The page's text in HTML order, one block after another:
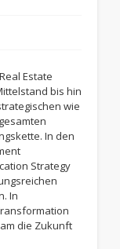
Estate
bis hin
wie
In den
Strategy
In
die Zukunft